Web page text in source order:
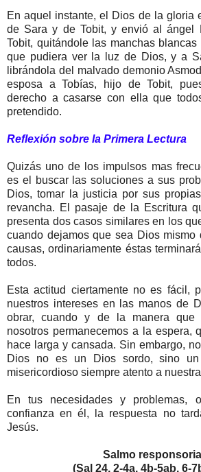
En aquel instante, el Dios de la gloria
de Sara y de Tobit, y envió al ángel
Tobit, quitándole las manchas
que pudiera ver la luz de Dios, y a
librándola del malvado demonio
esposa a Tobías, hijo de Tobit,
derecho a casarse con ella que
pretendido.
Reflexión sobre la Primera Lectura
Quizás uno de los impulsos mas
es el buscar las soluciones a sus
Dios, tomar la justicia por sus
revancha. El pasaje de la Escritura
presenta dos casos similares en los
cuando dejamos que sea Dios mismo
causas, ordinariamente éstas
todos.
Esta actitud ciertamente no es fácil,
nuestros intereses en las manos de
obrar, cuando y de la manera que
nosotros permanecemos a la espera,
hace larga y cansada. Sin embargo,
Dios no es un Dios sordo, sino
misericordioso siempre atento a
En tus necesidades y problemas,
confianza en él, la respuesta no
Jesús.
Salmo responsorial
(Sal 24, 2-4a. 4b-5ab. 6-